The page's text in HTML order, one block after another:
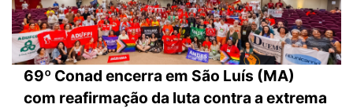
69º Conad encerra em São Luís (MA)
com reafirmação da luta contra a extrema